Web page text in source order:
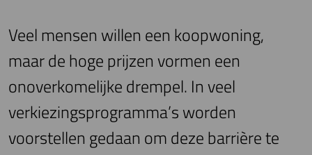
Veel mensen willen een koopwoning,
maar de hoge prijzen vormen een
onoverkomelijke drempel. In veel
verkiezingsprogramma’s worden
voorstellen gedaan om deze barrière te